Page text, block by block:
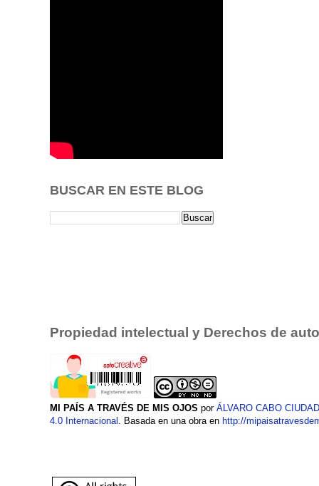
BUSCAR EN ESTE BLOG
Propiedad intelectual y Derechos de
MI PAÍS A TRAVÉS DE MIS OJOS por ÁLVARO CABO CIUDAD
4.0 Internacional . Basada en una obra en http://